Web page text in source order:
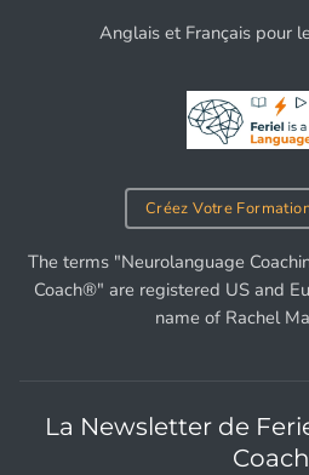
Anglais et Français pour
Créez Votre
The terms "Neurolanguage
Coach®" are registered US and
name of Rachel
La Newsletter de
Coach